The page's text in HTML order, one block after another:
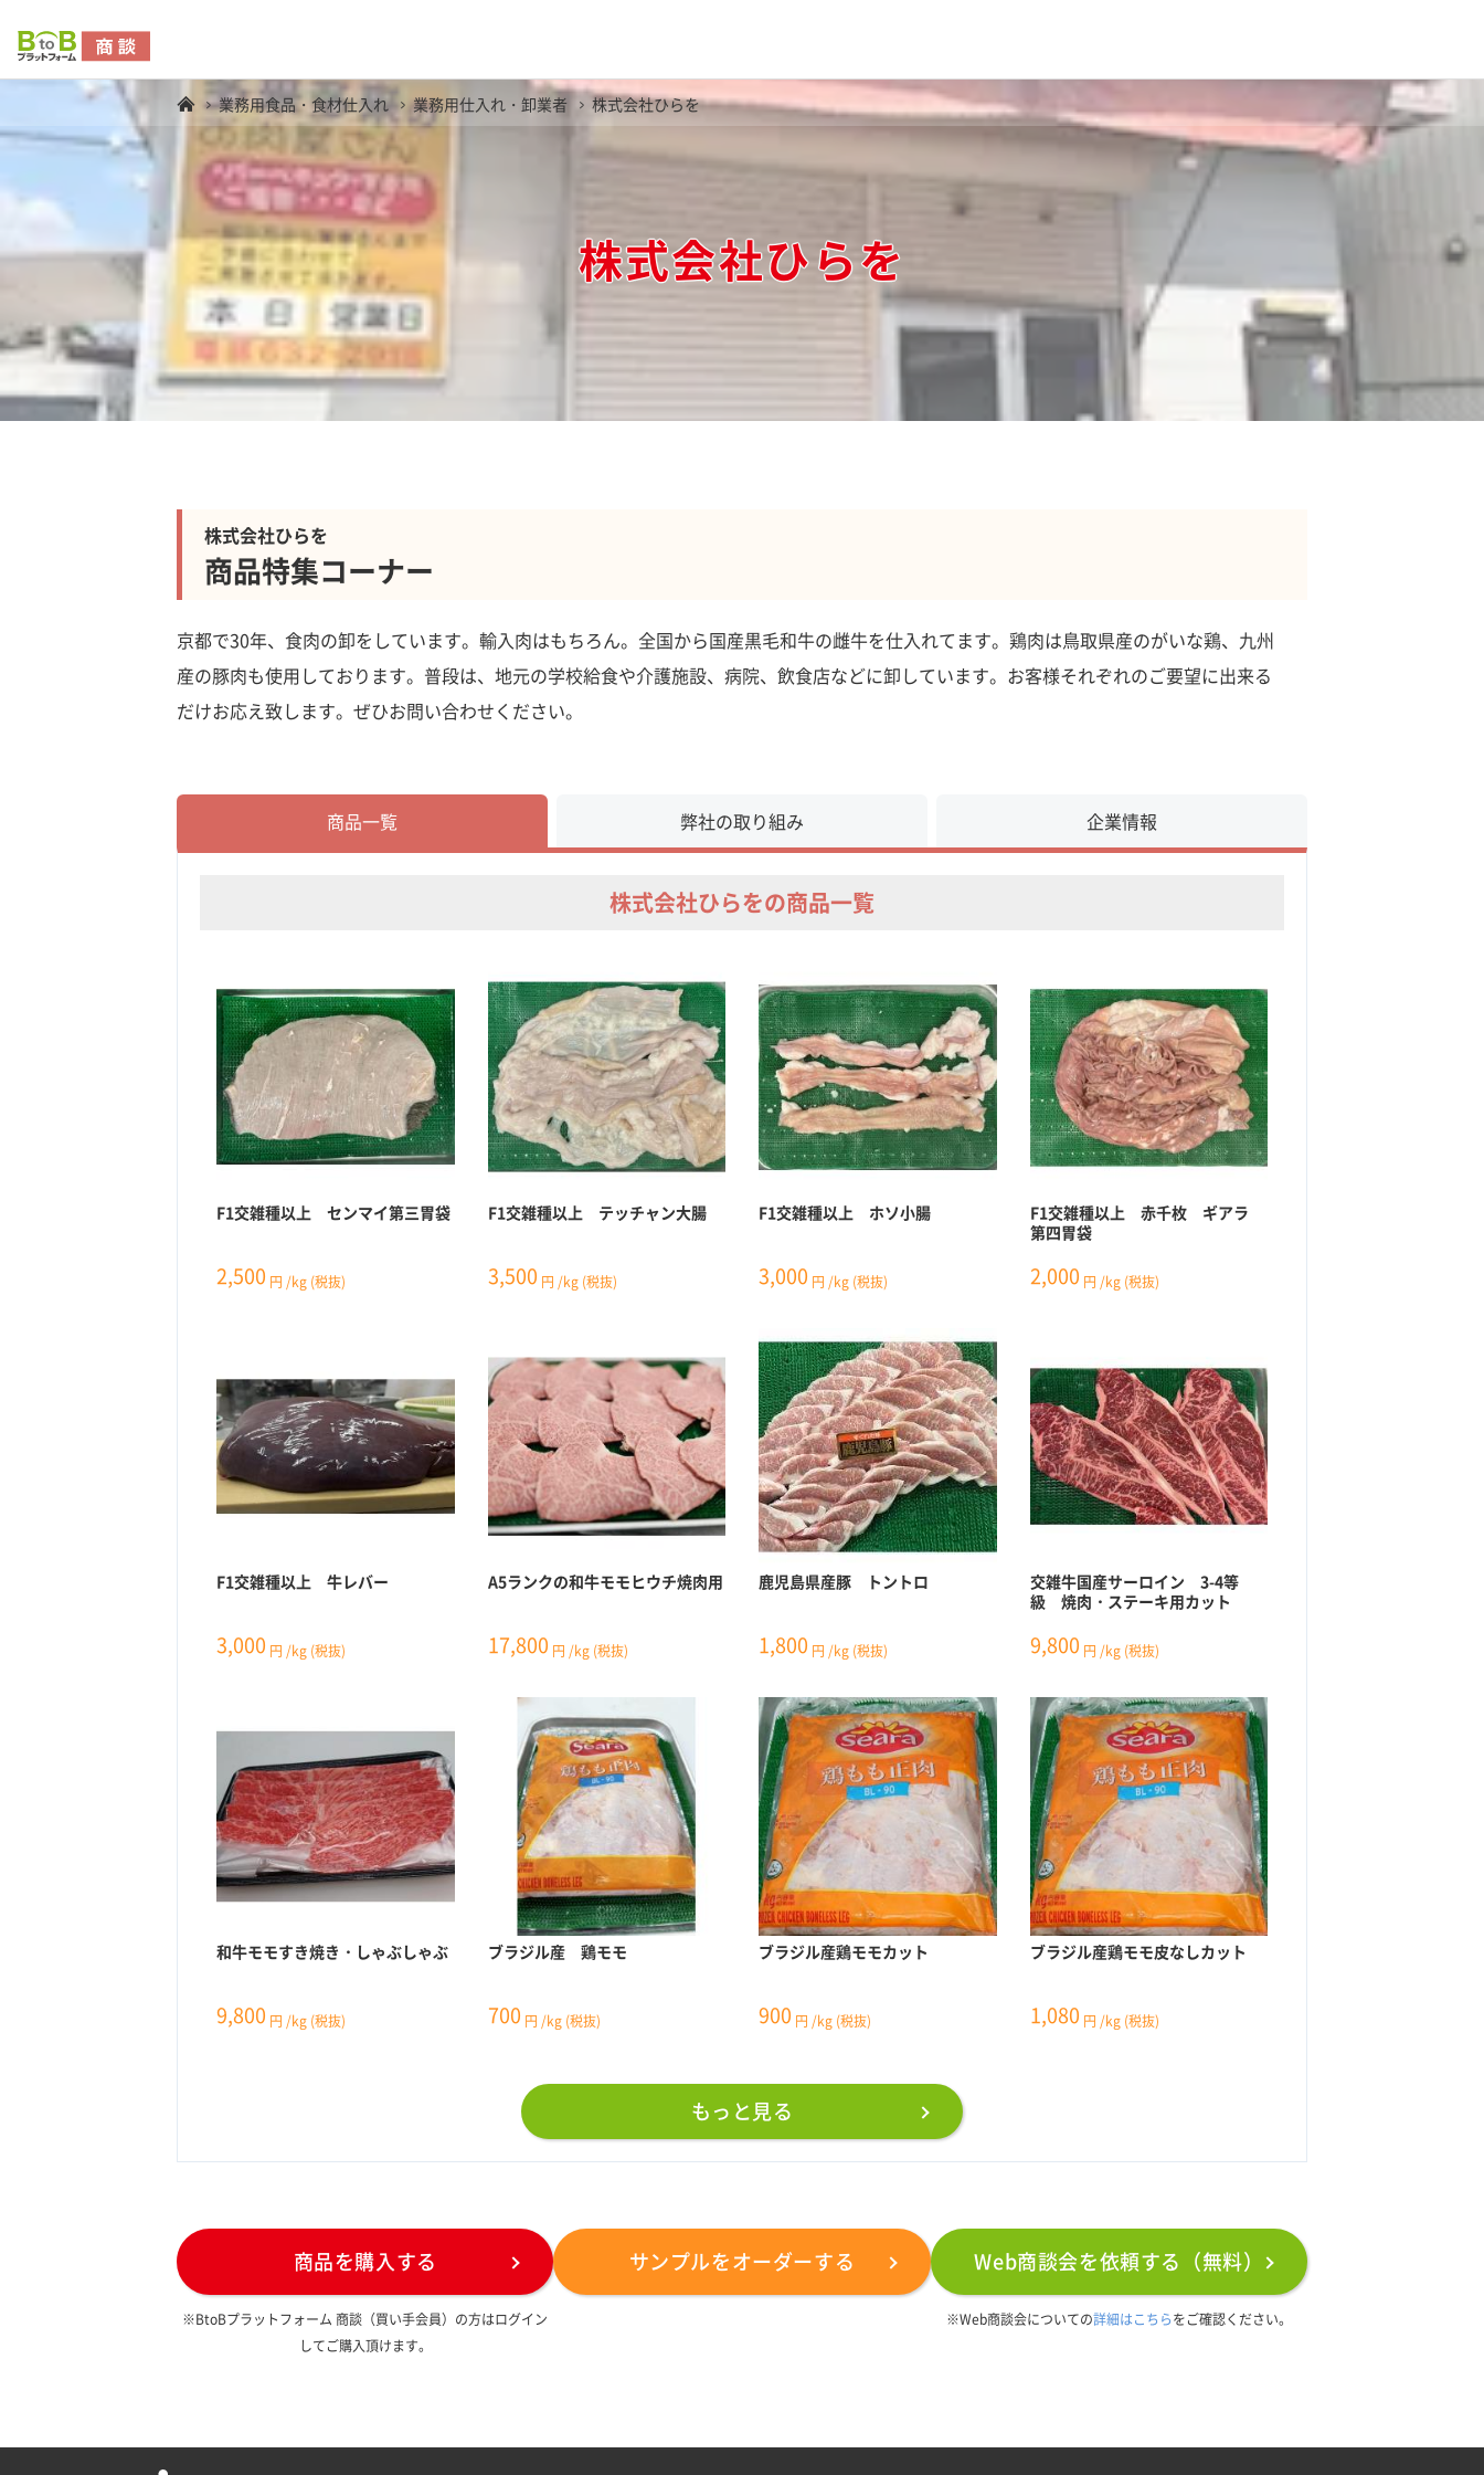
業務用食品・食材仕入れ 業務用仕入れ・卸業者 株式会社ひらを
株式会社ひらを
株式会社ひらを
商品特集コーナー
京都で30年、食肉の卸をしています。輸入肉はもちろん。全国から国産黒毛和牛の雌牛を仕入れてます。鶏肉は鳥取県産のがいな鶏、九州
産の豚肉も使用しております。普段は、地元の学校給食や介護施設、病院、飲食店などに卸しています。お客様それぞれのご要望に出来る
だけお応え致します。ぜひお問い合わせください。
商品一覧 弊社の取り組み 企業情報
株式会社ひらをの商品一覧
F1交雑種以上 センマイ第三胃袋
2,500 円 /kg (税抜)
F1交雑種以上 テッチャン大腸
3,500 円 /kg (税抜)
F1交雑種以上 ホソ小腸
3,000 円 /kg (税抜)
F1交雑種以上 赤千枚 ギアラ
第四胃袋
2,000 円 /kg (税抜)
F1交雑種以上 牛レバー
3,000 円 /kg (税抜)
A5ランクの和牛モモヒウチ焼肉用
17,800 円 /kg (税抜)
鹿児島県産豚 トントロ
1,800 円 /kg (税抜)
交雑牛国産サーロイン 3-4等
級 焼肉・ステーキ用カット
9,800 円 /kg (税抜)
和牛モモすき焼き・しゃぶしゃぶ
9,800 円 /kg (税抜)
ブラジル産 鶏モモ
700 円 /kg (税抜)
ブラジル産鶏モモカット
900 円 /kg (税抜)
ブラジル産鶏モモ皮なしカット
1,080 円 /kg (税抜)
もっと見る
商品を購入する
※BtoBプラットフォーム 商談（買い手会員）の方はログイン
してご購入頂けます。
サンプルをオーダーする Web商談会を依頼する（無料）
※Web商談会についての詳細はこちらをご確認ください。